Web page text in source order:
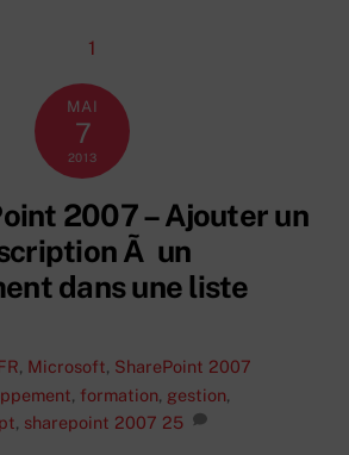
MAI
7
2013
2007 – Ajouter un
Ã un
dans une liste
, Microsoft, SharePoint 2007
, formation, gestion,
, sharepoint 2007 25